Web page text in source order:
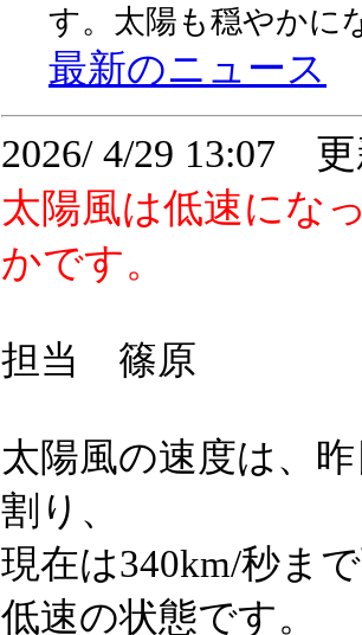
す。太陽も穏やかに
最新のニュース
2026/ 4/29 13:07
太陽風は低速にな
かです。
担当 篠原
太陽風の速度は、
割り、
現在は340km/秒ま
低速の状態です。